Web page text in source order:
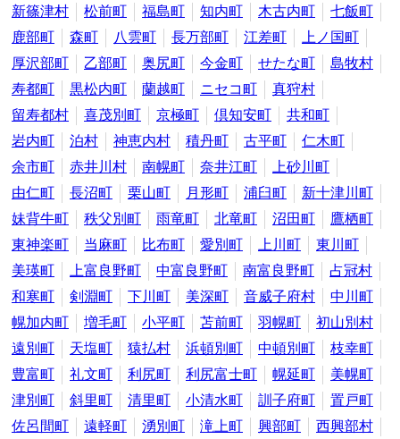
新篠津村
松前町 福島町 知内町 木古内町
七飯町
鹿部町
森町 八雲町 長万部町 江差町
上ノ国町
厚沢部町
乙部町 奥尻町 今金町 せたな町
島牧村
寿都町
黒松内町 蘭越町 ニセコ町
真狩村
留寿都村
喜茂別町 京極町 倶知安町
共和町
岩内町
泊村 神恵内村 積丹町 古平町
仁木町
余市町
赤井川村 南幌町 奈井江町
上砂川町
由仁町
長沼町 栗山町 月形町 浦臼町
新十津川町
妹背牛町
秩父別町 雨竜町 北竜町 沼田町
鷹栖町
東神楽町
当麻町 比布町 愛別町 上川町
東川町
美瑛町
上富良野町 中富良野町 南富良野町
占冠村
和寒町
剣淵町 下川町 美深町 音威子府村
中川町
幌加内町
増毛町 小平町 苫前町 羽幌町
初山別村
遠別町
天塩町 猿払村 浜頓別町 中頓別町
枝幸町
豊富町
礼文町 利尻町 利尻富士町 幌延町
美幌町
津別町
斜里町 清里町 小清水町 訓子府町
置戸町
佐呂間町
遠軽町 湧別町 滝上町 興部町
西興部村